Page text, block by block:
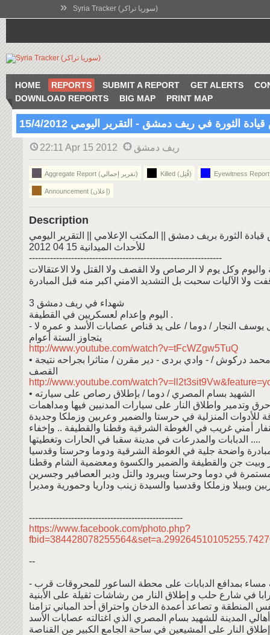
» Syria Tracker (سوريا تراكر)
HOME REPORTS SUBMIT A REPORT GET ALERTS
DOWNLOAD REPORTS
BIG MAP PRINT MAP
الثورة في ريف دمشق - التقرير اليومي 15/4/2012
22:11 Apr 15 2012 ريف دمشق
Aggregate Report (تقرير إجمالي) Killed (قُتِل)
Announcement (إعلان)
Description
الثورة بريف دمشق || المكتب الإعلامي || التقرير اليومي
للأحداث الميدانية 15 04 2012
----------------------------------------------------------------
واليوم وكل يوم لا الرصاص ولا القصف ولا القتل ولا الاعتقالات
3 شهداء في ريف دمشق
اليوم وإعدام لعسكريين في القطيفة .
يوسف النجار / دوما / على يد قناص عصابات الأسد و عمره لا
يتجاوز الستة أعوام
http://www.youtube.com/watch?v=tFcWZgw5TuQ
• الشهيد بلال محمد دركوش / - وادي بردى - دير مقرن / متاثرا بجراحه نتيجة
القصف
http://www.youtube.com/
• الشهيد بسام المصري / دوما / بإطلاق رصاص على سيارته
وتدمير واطلاق النار على سيارات المدنيين فيها ومداهمات
للأدوات المنزلية في حرستا والضمير وعربين وزملكا وجديدة
أمني غريب في الغوطة الشرقية وقطنا والقطيفة .. وإخفاء
الدبابات والمدرعات في مدينة سقبا في الحارات وتغطيتها ....
واضحة جلية في الغوطة الشرقية ودوما وحرستا وقدسيا
في دوما وحرستا ويبرود والتل ودير العصافير وجسرين
وببيلا وزملكا وقدسيا والسيدة زينب وداريا وحمورية ومديرا
---------------------------------------------------
https://www.facebook.com/photo.php?
--
مساء بمدافع الدبابات على محطة الساعور للمحروقات قرب
في شارع حلب و إطلاق النار من رشاشات ثقيلة على الأبنية
المنطقة و تصاعد أعمدة الدخان واحتراق أحد المباني تزامنا
المدينة للشهيد بسام المصري الذي اغتالته عصابات الأسد
النار على المشيعين في ساحة الجامع الكبير من القناصة